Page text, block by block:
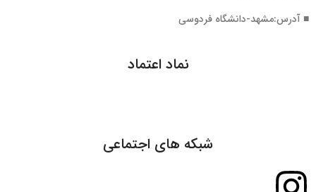
■ آدرس:مشهد-دانشگاه فردوسی
نماد اعتماد
شبکه های اجتماعی